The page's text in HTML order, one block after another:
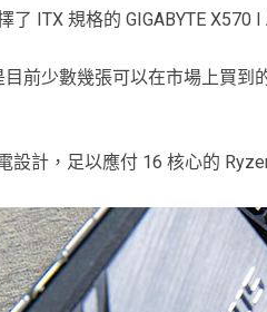
ITX 規格的 GIGABYTE
目前少數幾張可以在市場上買
設計，足以應付 16 核心的